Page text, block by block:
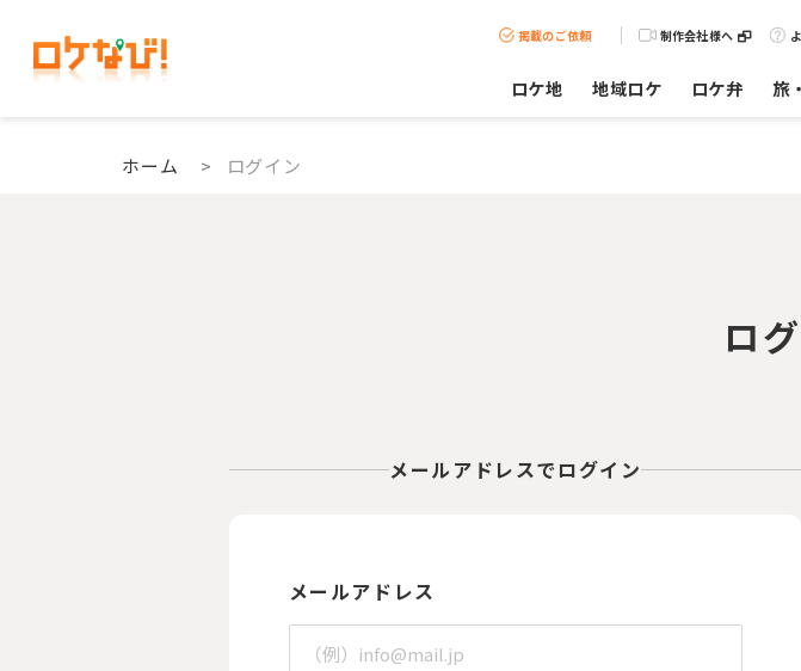
掲載のご依頼 制作会社様へ
ロケ地 地域ロケ ロケ弁 旅
ホーム > ログイン
ロ
メールアドレスでログイン
メールアドレス